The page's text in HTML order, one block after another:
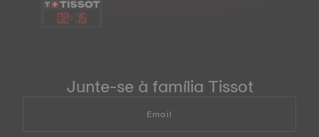
02: 15
Junte-se à família Tissot
Email